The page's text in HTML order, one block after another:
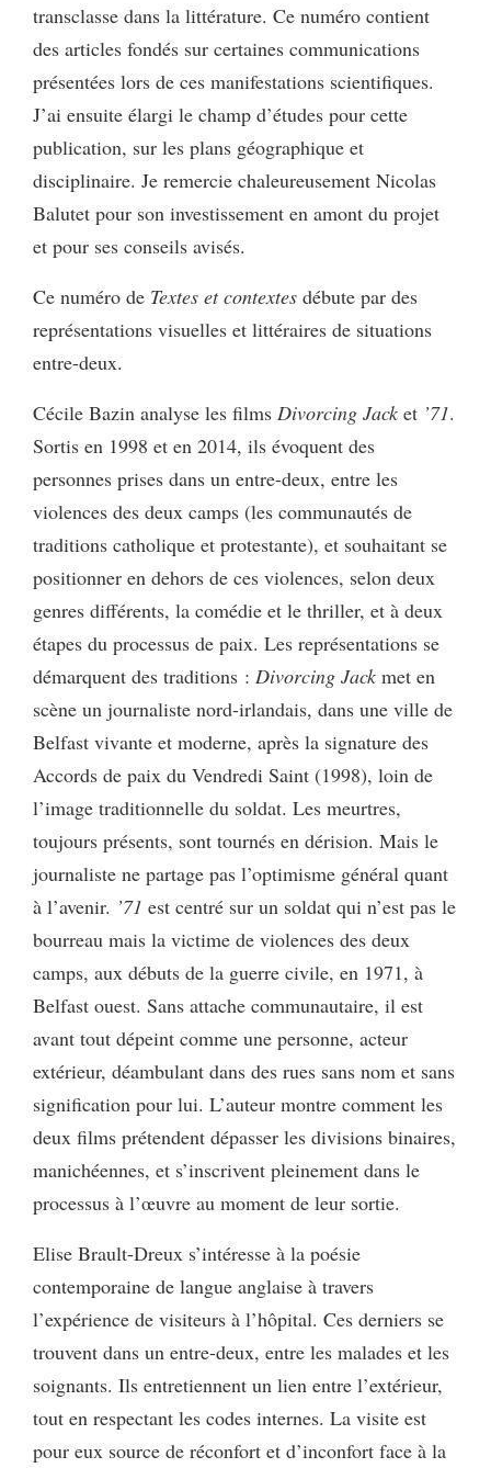
transclasse dans la littérature. Ce numéro contient
des articles fondés sur certaines communications
présentées lors de ces manifestations scientifiques.
J’ai ensuite élargi le champ d’études pour cette
publication, sur les plans géographique et
disciplinaire. Je remercie chaleureusement Nicolas
Balutet pour son investissement en amont du projet
et pour ses conseils avisés.
Ce numéro de Textes et contextes débute par des
représentations visuelles et littéraires de situations
entre-deux.
Cécile Bazin analyse les films Divorcing Jack et ’71.
Sortis en 1998 et en 2014, ils évoquent des
personnes prises dans un entre-deux, entre les
violences des deux camps (les communautés de
traditions catholique et protestante), et souhaitant se
positionner en dehors de ces violences, selon deux
genres différents, la comédie et le thriller, et à deux
étapes du processus de paix. Les représentations se
démarquent des traditions : Divorcing Jack met en
scène un journaliste nord-irlandais, dans une ville de
Belfast vivante et moderne, après la signature des
Accords de paix du Vendredi Saint (1998), loin de
l’image traditionnelle du soldat. Les meurtres,
toujours présents, sont tournés en dérision. Mais le
journaliste ne partage pas l’optimisme général quant
à l’avenir. ’71 est centré sur un soldat qui n’est pas le
bourreau mais la victime de violences des deux
camps, aux débuts de la guerre civile, en 1971, à
Belfast ouest. Sans attache communautaire, il est
avant tout dépeint comme une personne, acteur
extérieur, déambulant dans des rues sans nom et sans
signification pour lui. L’auteur montre comment les
deux films prétendent dépasser les divisions binaires,
manichéennes, et s’inscrivent pleinement dans le
processus à l’œuvre au moment de leur sortie.
Elise Brault-Dreux s’intéresse à la poésie
contemporaine de langue anglaise à travers
l’expérience de visiteurs à l’hôpital. Ces derniers se
trouvent dans un entre-deux, entre les malades et les
soignants. Ils entretiennent un lien entre l’extérieur,
tout en respectant les codes internes. La visite est
pour eux source de réconfort et d’inconfort face à la